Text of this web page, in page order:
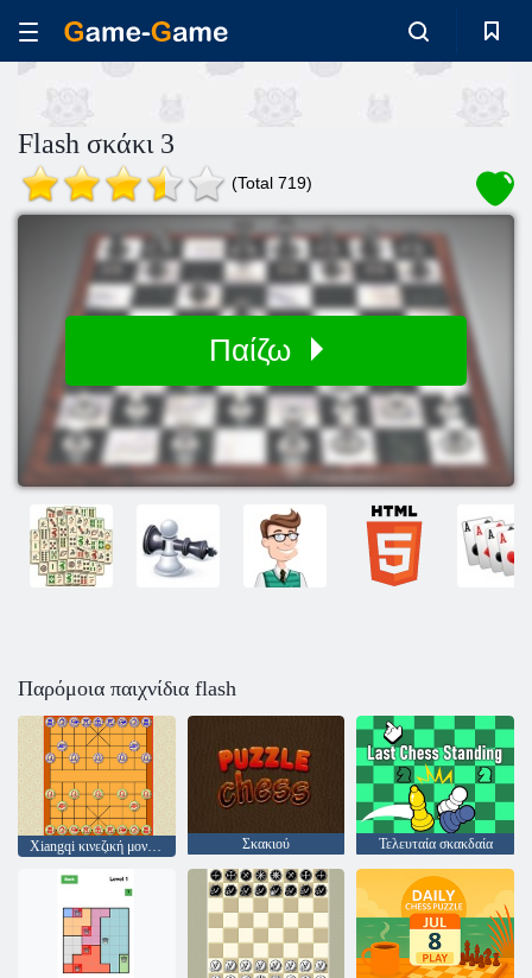
Flash σκάκι 3
(Total 719)
Παίζω
Παρόμοια παιχνίδια flash
Xiangqi κινεζική μονομαχία σκακιού Σκακιού Τελευταία σκακδαία